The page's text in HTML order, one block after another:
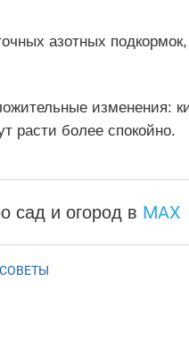
азотных
изменения:
расти более спокойно.
сад и огород в MAX